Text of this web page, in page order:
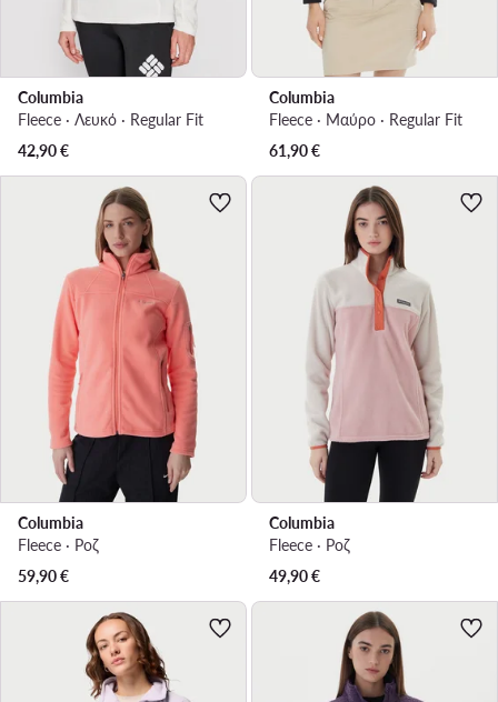
Columbia
Fleece · Λευκό · Regular Fit
42,90€
Columbia
Fleece · Μαύρο · Regular Fit
61,90€
Columbia
Fleece · Ροζ
59,90€
Columbia
Fleece · Ροζ
49,90€